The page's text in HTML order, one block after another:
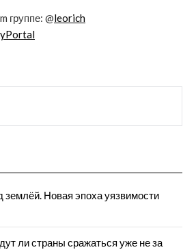
группе: @leorich
Новая эпоха уязвимости
ли страны сражаться уже не за